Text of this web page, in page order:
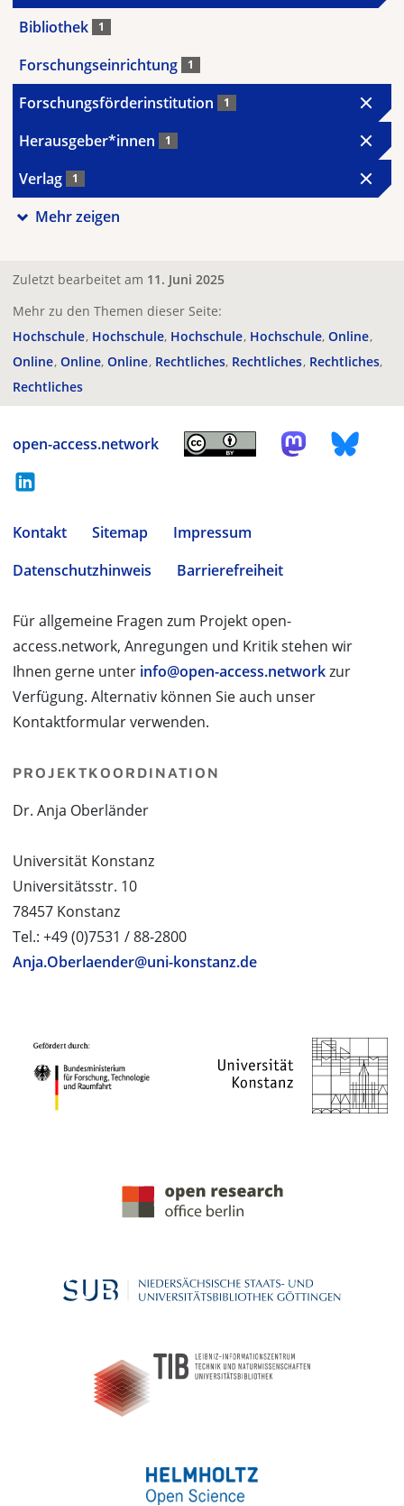
Bibliothek 1
Forschungseinrichtung 1
Forschungsförderinstitution 1
Herausgeber*innen 1
Verlag 1
Mehr zeigen
Zuletzt bearbeitet am 11. Juni 2025
Mehr zu den Themen dieser Seite:
Hochschule Hochschule Hochschule Hochschule Online
Online Online Online Rechtliches Rechtliches Rechtliches
Rechtliches
open-access.network
Kontakt Sitemap
Impressum
Datenschutzhinweis
Barrierefreiheit
Für allgemeine Fragen zum Projekt open-
access.network, Anregungen und Kritik stehen wir
Ihnen gerne unter info@open-access.networkzur
Verfügung. Alternativ können Sie auch unser
Kontaktformular verwenden.
PROJEKTKOORDINATION
Dr. Anja Oberländer
Universität Konstanz
Universitätsstr. 10
78457 Konstanz
Tel.: +49 (0)7531 / 88-2800
Anja.Oberlaender@uni-konstanz.de